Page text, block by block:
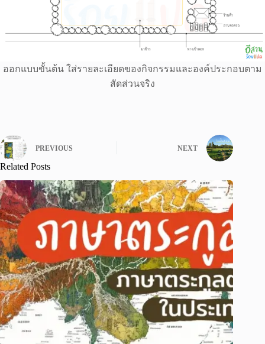
ออกแบบขั้นต้น ใส่รายละเอียดของกิจกรรมและองค์ประกอบตาม
สัดส่วนจริง
PREVIOUS NEXT
Related Posts